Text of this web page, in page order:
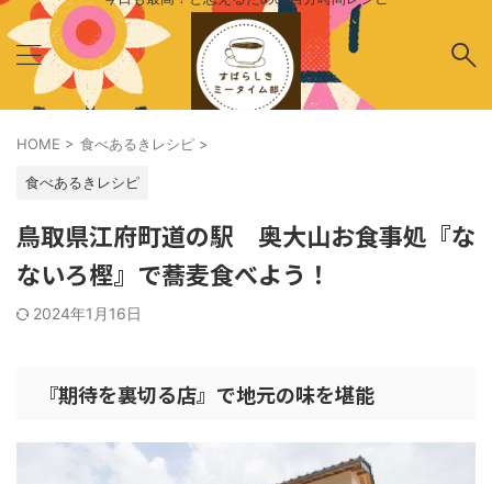
HOME > 食べあるきレシピ >
食べあるきレシピ
鳥取県江府町道の駅 奥大山お食事処『な
ないろ樫』で蕎麦食べよう！
2024年1月16日
『期待を裏切る店』で地元の味を堪能